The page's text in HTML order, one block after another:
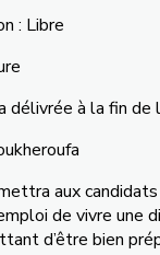
: Libre
à la fin de
aux candidats
de vivre une
d’être bien